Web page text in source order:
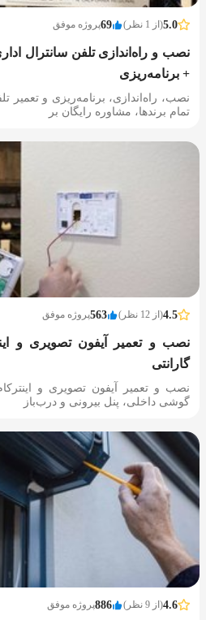
5.0(از 1 نظر) 69پروژه موفق
نصب و راه‌اندازی تلفن سانترال
+ برنامه‌ریزی
نصب، راه‌اندازی، برنامه‌ریزی و تعمیر
تمام برندها، مشاوره رایگان بر
4.5(از 12 نظر) 563پروژه موفق
نصب و تعمیر آیفون تصویری و
گارانتی
نصب و تعمیر آیفون تصویری و اینترکام
گوشی داخلی، پنل بیرونی و درب‌باز‌
4.6(از 9 نظر) 886پروژه موفق